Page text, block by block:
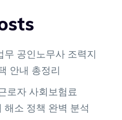
무 공인노무사 조력지
안내 총정리
로자 사회보험료
소 정책 완벽 분석